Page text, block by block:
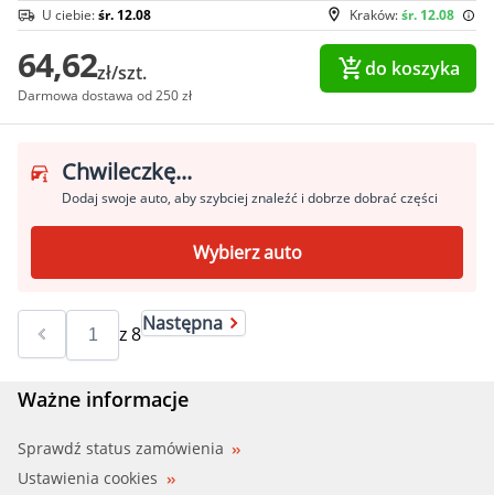
Kraków:śr. 12.08
U ciebie:śr. 12.08
64,62zł/szt.
Darmowa dostawa od 250 zł
do koszyka
Chwileczkę...
Dodaj swoje auto, aby szybciej znaleźć i dobrze dobrać części
Wybierz auto
z8Następna
Ważne informacje
Sprawdź status zamówienia
Ustawienia cookies